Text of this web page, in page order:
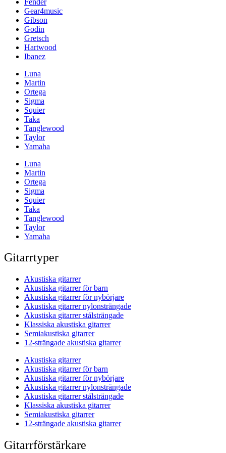
Gear4music
Gibson
Godin
Gretsch
Hartwood
Ibanez
Luna
Martin
Ortega
Sigma
Squier
Taka
Tanglewood
Taylor
Yamaha
Luna
Martin
Ortega
Sigma
Squier
Taka
Tanglewood
Taylor
Yamaha
Gitarrtyper
Akustiska gitarrer
Akustiska gitarrer för barn
Akustiska gitarrer för nybörjare
Akustiska gitarrer nylonsträngade
Akustiska gitarrer stålsträngade
Klassiska akustiska gitarrer
Semiakustiska gitarrer
12-strängade akustiska gitarrer
Akustiska gitarrer
Akustiska gitarrer för barn
Akustiska gitarrer för nybörjare
Akustiska gitarrer nylonsträngade
Akustiska gitarrer stålsträngade
Klassiska akustiska gitarrer
Semiakustiska gitarrer
12-strängade akustiska gitarrer
Gitarrförstärkare